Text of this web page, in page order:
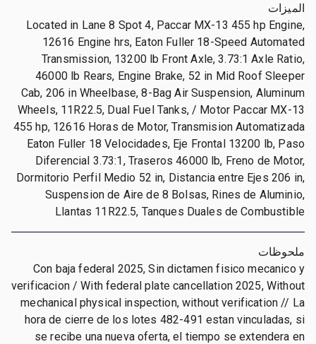
الميزات
Located in Lane 8 Spot 4, Paccar MX-13 455 hp Engine,
12616 Engine hrs, Eaton Fuller 18-Speed Automated
Transmission, 13200 lb Front Axle, 3.73:1 Axle Ratio,
46000 lb Rears, Engine Brake, 52 in Mid Roof Sleeper
Cab, 206 in Wheelbase, 8-Bag Air Suspension, Aluminum
Wheels, 11R22.5, Dual Fuel Tanks, / Motor Paccar MX-13
455 hp, 12616 Horas de Motor, Transmision Automatizada
Eaton Fuller 18 Velocidades, Eje Frontal 13200 lb, Paso
Diferencial 3.73:1, Traseros 46000 lb, Freno de Motor,
Dormitorio Perfil Medio 52 in, Distancia entre Ejes 206 in,
Suspension de Aire de 8 Bolsas, Rines de Aluminio,
Llantas 11R22.5, Tanques Duales de Combustible
ملحوظات
Con baja federal 2025, Sin dictamen fisico mecanico y
verificacion / With federal plate cancellation 2025, Without
mechanical physical inspection, without verification // La
hora de cierre de los lotes 482-491 estan vinculadas, si
se recibe una nueva oferta, el tiempo se extendera en